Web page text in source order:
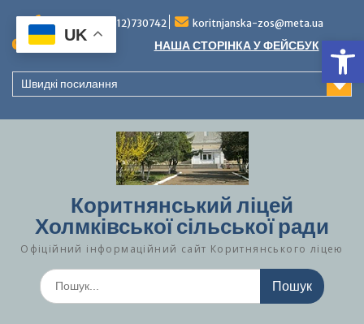
вмісту
Тел./факс (0312)730742 koritnjanska-zos@meta.ua
Повідомлення: НАША СТОРІНКА У ФЕЙСБУК
Швидкі посилання
Коритнянський ліцей
Холмківської сільської ради
Офіційний інформаційний сайт Коритнянського ліцею
Шукати:
UK